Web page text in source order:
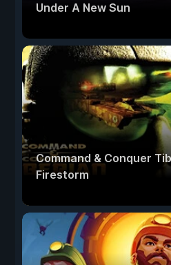
Under A New Sun
Command & Conquer
Firestorm